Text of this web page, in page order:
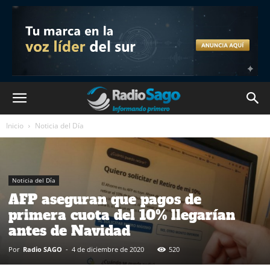
Inicio Noticia del Día
Noticia del Día
AFP aseguran que pagos de
primera cuota del 10% llegarían
antes de Navidad
Por Radio SAGO - 4 de diciembre de 2020 520